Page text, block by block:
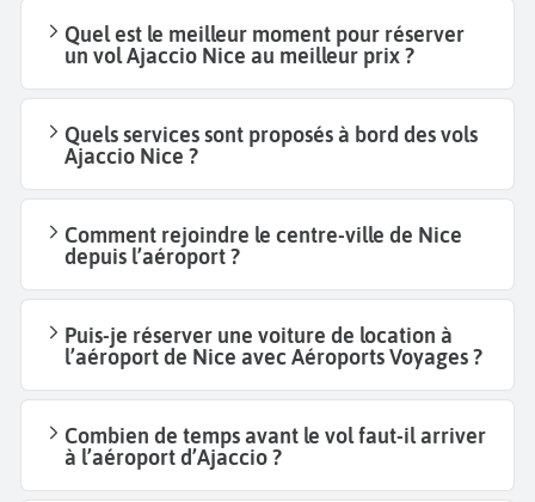
Quel est le meilleur moment pour réserver
un vol Ajaccio Nice au meilleur prix ?
Quels services sont proposés à bord des vols
Ajaccio Nice ?
Comment rejoindre le centre-ville de Nice
depuis l’aéroport ?
Puis-je réserver une voiture de location à
l’aéroport de Nice avec Aéroports Voyages ?
Combien de temps avant le vol faut-il arriver
à l’aéroport d’Ajaccio ?